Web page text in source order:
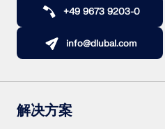
+49 9673 9203-0
info@dlubal.com
解决方案